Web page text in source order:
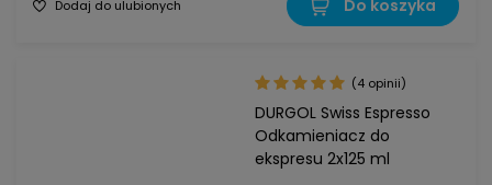
Dodaj do ulubionych Do koszyka
DURGOL Swiss Espresso
Odkamieniacz do
ekspresu 2x125 ml
(4 opinii)